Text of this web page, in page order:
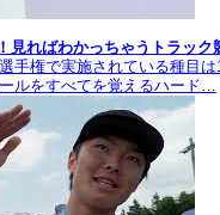
見ればわかっちゃうトラック
手権で実施されている種目
ルをすべてを覚えるハード…